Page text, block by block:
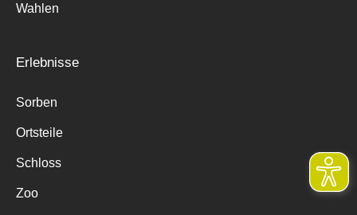
Wahlen
Erlebnisse
Sorben
Ortsteile
Schloss
Zoo